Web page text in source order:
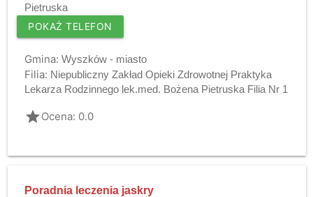
Pietruska
POKAŻ TELEFON
Gmina: Wyszków - miasto
Filia: Niepubliczny Zakład Opieki Zdrowotnej Praktyka
Lekarza Rodzinnego lek.med. Bożena Pietruska Filia Nr 1
gradeOcena: 0.0
Poradnia leczenia jaskry